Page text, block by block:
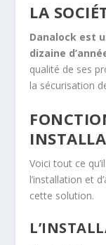
LA
Danalock est
dizaine
qualité de ses
la sécurisation
Voici tout ce
l’installation et
cette solution.